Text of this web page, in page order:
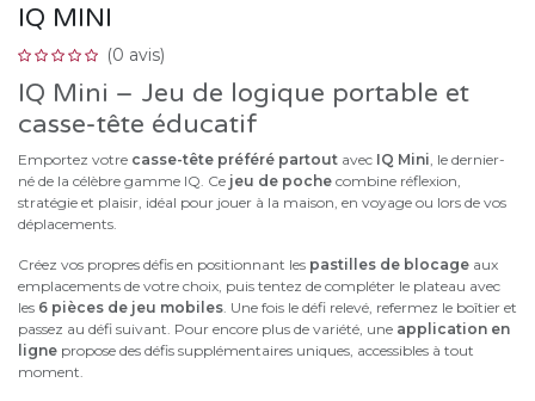
IQ MINI
(0 avis)
IQ Mini – Jeu de logique portable et
casse-tête éducatif
Emportez votre casse-tête préféré partout avec IQ Mini , le dernier-
né de la célèbre gamme IQ. Ce jeu de poche combine réflexion,
stratégie et plaisir, idéal pour jouer à la maison, en voyage ou lors de vos
déplacements.
Créez vos propres défis en positionnant les pastilles de blocage aux
emplacements de votre choix, puis tentez de compléter le plateau avec
les 6 pièces de jeu mobiles . Une fois le défi relevé, refermez le boîtier et
passez au défi suivant. Pour encore plus de variété, une application en
ligne propose des défis supplémentaires uniques, accessibles à tout
moment.